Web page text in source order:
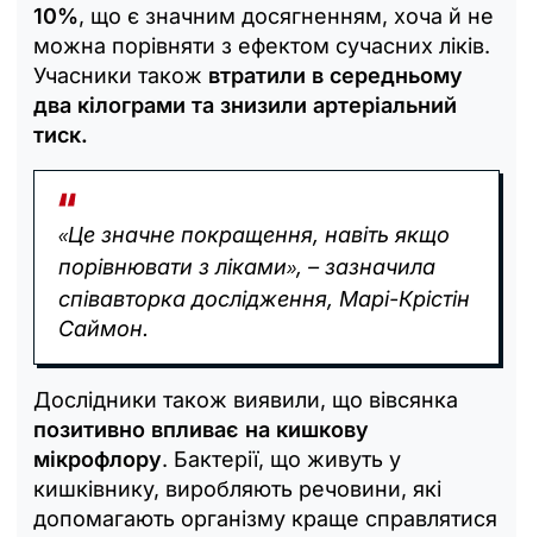
10%, що є значним досягненням, хоча й не
можна порівняти з ефектом сучасних ліків.
Учасники також втратили в середньому
два кілограми та знизили артеріальний
тиск.
«Це значне покращення, навіть якщо
порівнювати з ліками», – зазначила
співавторка дослідження, Марі-Крістін
Саймон.
Дослідники також виявили, що вівсянка
позитивно впливає на кишкову
мікрофлору. Бактерії, що живуть у
кишківнику, виробляють речовини, які
допомагають організму краще справлятися